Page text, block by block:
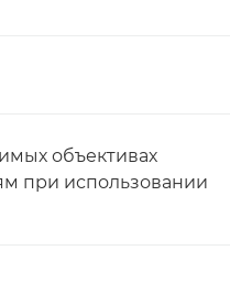
объективах
при использовании